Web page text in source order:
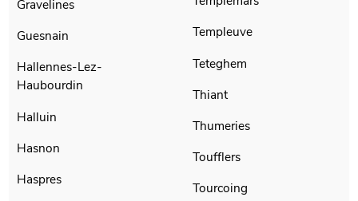
Gravelines
Guesnain
Hallennes-Lez-
Haubourdin
Halluin
Hasnon
Haspres
Templeuve
Teteghem
Thiant
Thumeries
Toufflers
Tourcoing